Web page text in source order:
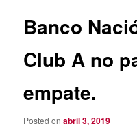
Banco
Club A no
empate.
Posted onabril 3, 2019